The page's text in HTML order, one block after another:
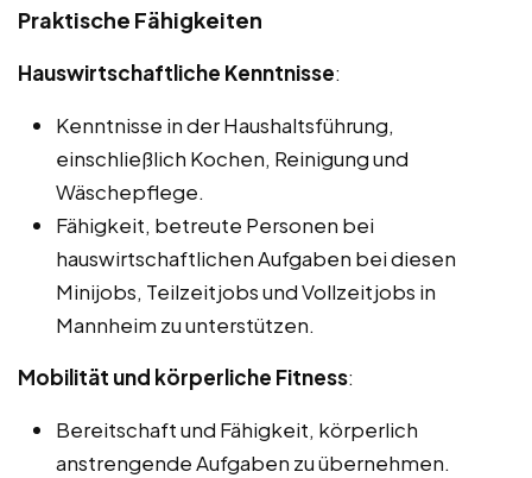
Praktische Fähigkeiten
Hauswirtschaftliche Kenntnisse:
Kenntnisse in der Haushaltsführung,
einschließlich Kochen, Reinigung und
Wäschepflege.
Fähigkeit, betreute Personen bei
hauswirtschaftlichen Aufgaben bei diesen
Minijobs, Teilzeitjobs und Vollzeitjobs in
Mannheim zu unterstützen.
Mobilität und körperliche Fitness:
Bereitschaft und Fähigkeit, körperlich
anstrengende Aufgaben zu übernehmen.